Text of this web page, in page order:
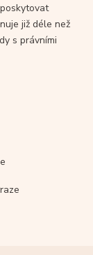
již déle než
s právními